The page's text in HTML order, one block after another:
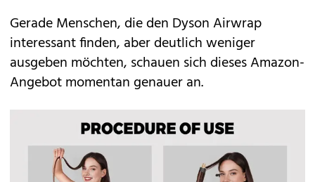
Gerade Menschen, die den Dyson Airwrap
interessant finden, aber deutlich weniger
ausgeben möchten, schauen sich dieses Amazon-
Angebot momentan genauer an.